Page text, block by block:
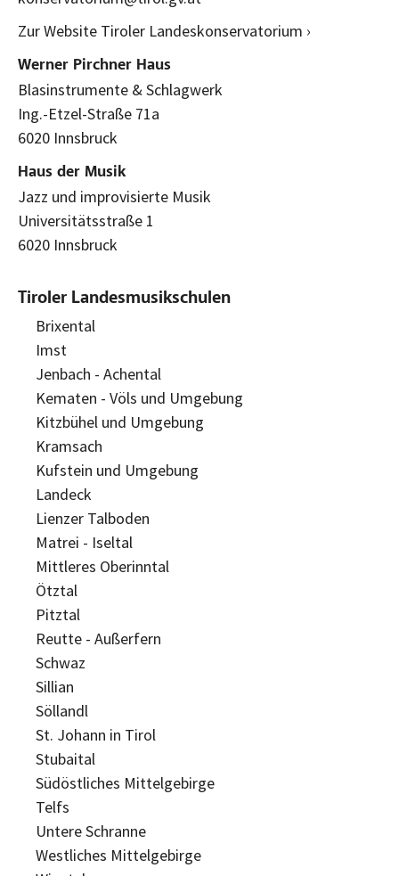
Zur Website Tiroler Landeskonservatorium ›
Werner Pirchner Haus
Blasinstrumente & Schlagwerk
Ing.-Etzel-Straße 71a
6020 Innsbruck
Haus der Musik
Jazz und improvisierte Musik
Universitätsstraße 1
6020 Innsbruck
Tiroler Landesmusikschulen
Brixental
Imst
Jenbach - Achental
Kematen - Völs und Umgebung
Kitzbühel und Umgebung
Kramsach
Kufstein und Umgebung
Landeck
Lienzer Talboden
Matrei - Iseltal
Mittleres Oberinntal
Ötztal
Pitztal
Reutte - Außerfern
Schwaz
Sillian
Söllandl
St. Johann in Tirol
Stubaital
Südöstliches Mittelgebirge
Telfs
Untere Schranne
Westliches Mittelgebirge